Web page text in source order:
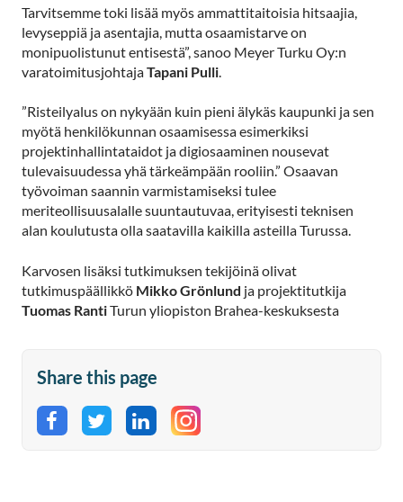
Tarvitsemme toki lisää myös ammattitaitoisia hitsaajia,
levyseppiä ja asentajia, mutta osaamistarve on
monipuolistunut entisestä”, sanoo Meyer Turku Oy:n
varatoimitusjohtajaTapani Pulli.
”Risteilyalus on nykyään kuin pieni älykäs kaupunki ja sen
myötä henkilökunnan osaamisessa esimerkiksi
projektinhallintataidot ja digiosaaminen nousevat
tulevaisuudessa yhä tärkeämpään rooliin.” Osaavan
työvoiman saannin varmistamiseksi tulee
meriteollisuusalalle suuntautuvaa, erityisesti teknisen
alan koulutusta olla saatavilla kaikilla asteilla Turussa.
Karvosen lisäksi tutkimuksen tekijöinä olivat
tutkimuspäällikkö Mikko Grönlund ja projektitutkija
Tuomas RantiTurun yliopiston Brahea-keskuksesta
Share this page
Share on Facebook
Share on Twitter
Share on LinkedIn